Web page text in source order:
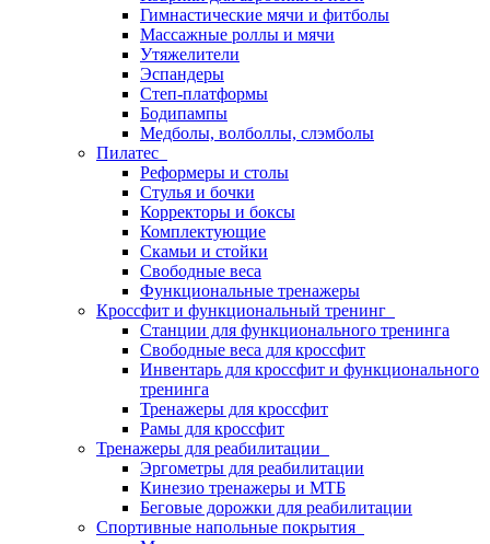
Гимнастические мячи и фитболы
Массажные роллы и мячи
Утяжелители
Эспандеры
Степ-платформы
Бодипампы
Медболы, волболлы, слэмболы
Пилатес
Реформеры и столы
Стулья и бочки
Корректоры и боксы
Комплектующие
Скамьи и стойки
Свободные веса
Функциональные тренажеры
Кроссфит и функциональный тренинг
Станции для функционального тренинга
Свободные веса для кроссфит
Инвентарь для кроссфит и функционального
тренинга
Тренажеры для кроссфит
Рамы для кроссфит
Тренажеры для реабилитации
Эргометры для реабилитации
Кинезио тренажеры и МТБ
Беговые дорожки для реабилитации
Спортивные напольные покрытия